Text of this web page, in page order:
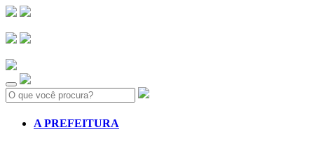
Search:
A PREFEITURA